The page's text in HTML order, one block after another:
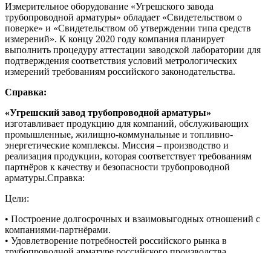
Измерительное оборудование «Угрешского завода
трубопроводной арматуры» обладает «Свидетельством о
поверке» и «Свидетельством об утверждении типа средств
измерений». К концу 2020 году компания планирует
выполнить процедуру аттестации заводской лаборатории для
подтверждения соответствия условий метрологических
измерений требованиям российского законодательства.
Справка:
«Угрешский завод трубопроводной арматуры»
изготавливает продукцию для компаний, обслуживающих
промышленные, жилищно-коммунальные и топливно-
энергетические комплексы. Миссия ‒ производство и
реализация продукции, которая соответствует требованиям
партнёров к качеству и безопасности трубопроводной
арматуры.Справка:
Цели:
• Построение долгосрочных и взаимовыгодных отношений с
компаниями-партнёрами.
• Удовлетворение потребностей российского рынка в